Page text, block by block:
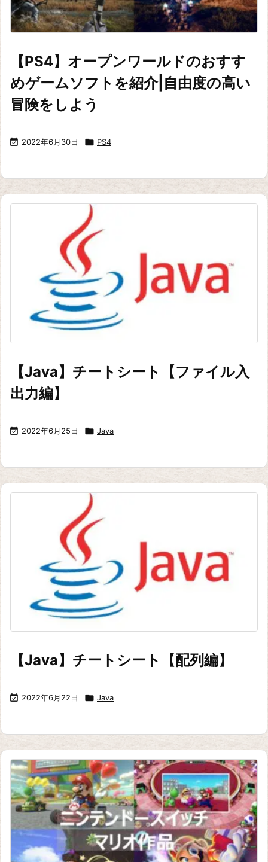
【PS4】オープンワールドのおすす
めゲームソフトを紹介|自由度の高い
冒険をしよう
 2022年6月30日  PS4
【Java】チートシート【ファイル入
出力編】
 2022年6月25日  Java
【Java】チートシート【配列編】
 2022年6月22日  Java